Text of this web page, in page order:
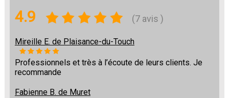
4.9 (7 avis )
Mireille E. de Plaisance-du-Touch
Professionnels et très à l’écoute de leurs clients. Je
recommande
Fabienne B. de Muret